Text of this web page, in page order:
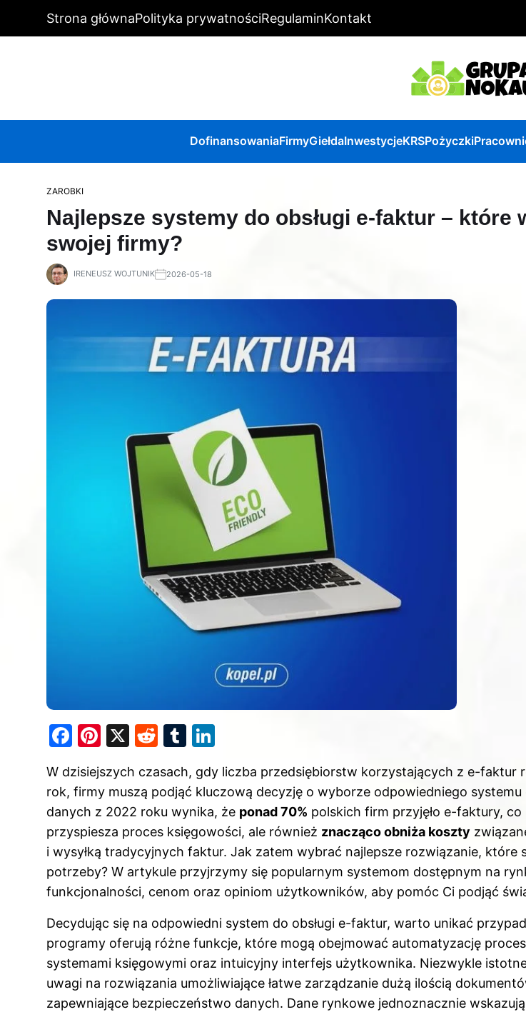
Strona głównaPolityka prywatnościRegulaminKontakt
DofinansowaniaFirmyGiełdaInwestycjeKRSPożyczki
ZAROBKI
Najlepsze systemy do obsługi e-faktur – które
swojej firmy?
IRENEUSZ WOJTUNIK 2026-05-18
F
c
e
b
o
o
k
Pi
er
e
st
X
R
d
di
t
T
m
bl
r
k
e
dI
n
W dzisiejszych czasach, gdy liczba przedsiębiorstw korzystających z e-faktur
rok, firmy muszą podjąć kluczową decyzję o wyborze odpowiedniego systemu
danych z 2022 roku wynika, że ponad 70% polskich firm przyjęło e-faktury, co
przyspiesza proces księgowości, ale również znacząco obniża koszty
i wysyłką tradycyjnych faktur. Jak zatem wybrać najlepsze rozwiązanie, które
potrzeby? W artykule przyjrzymy się popularnym systemom dostępnym na
funkcjonalności, cenom oraz opiniom użytkowników, aby pomóc Ci podjąć
Decydując się na odpowiedni system do obsługi e-faktur, warto unikać
programy oferują różne funkcje, które mogą obejmować automatyzację
systemami księgowymi oraz intuicyjny interfejs użytkownika. Niezwykle
uwagi na rozwiązania umożliwiające łatwe zarządzanie dużą ilością
zapewniające bezpieczeństwo danych. Dane rynkowe jednoznacznie